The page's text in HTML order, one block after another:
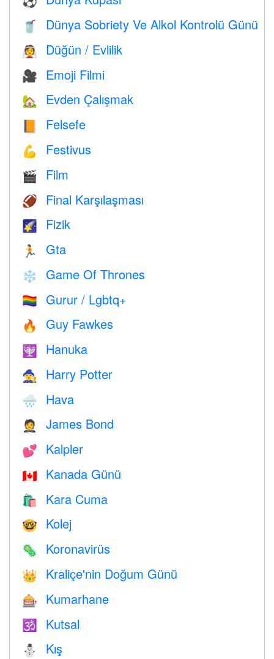
🥤 Dünya Sobriety Ve Alkol Kontrolü Günü
👰 Düğün / Evlilik
🎥 Emoji Filmi
🏡 Evden Çalışmak
📙 Felsefe
💪 Festivus
🎬 Film
🏈 Final Karşılaşması
🌠 Fizik
🏃 Gta
❄️ Game Of Thrones
🏳️‍🌈 Gurur / Lgbtq+
🔥 Guy Fawkes
🕎 Hanuka
🧙 Harry Potter
🌧 Hava
🤵 James Bond
💕 Kalpler
🇨🇦 Kanada Günü
🛍 Kara Cuma
🤓 Kolej
🦠 Koronavirüs
👑 Kraliçe'nin Doğum Günü
🎰 Kumarhane
🕉 Kutsal
⛄ Kış